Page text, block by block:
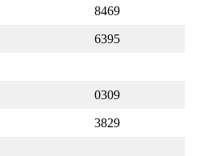
8469
6395
0309
3829